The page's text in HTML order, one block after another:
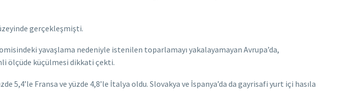
gerçekleşmişti.
yavaşlama nedeniyle istenilen toparlamayı yakalayamayan Avrupa’da,
ölçüde küçülmesi dikkati çekti.
Fransa ve yüzde 4,8’le İtalya oldu. Slovakya ve İspanya’da da gayrisafi yurt içi hasıla